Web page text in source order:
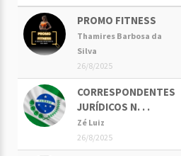
PROMO FITNESS
Thamires Barbosa da
Silva
26/8/2025
CORRESPONDENTES
JURÍDICOS N. . .
Zé Luiz
26/8/2025